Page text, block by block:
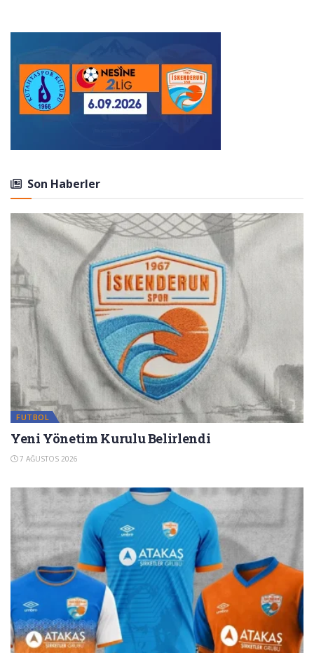
Son Haberler
FUTBOL
Yeni Yönetim Kurulu Belirlendi
7 AĞUSTOS 2026